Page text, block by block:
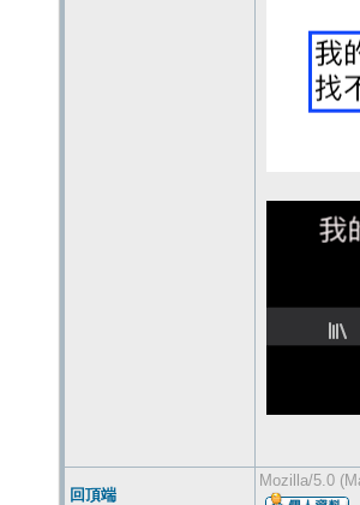
回頂端
Mozilla/5.0